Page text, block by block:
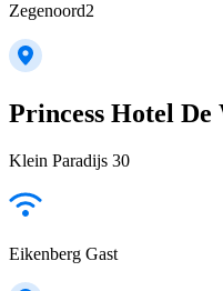
Zegenoord2
Princess Hotel De
Klein Paradijs 30
Eikenberg Gast